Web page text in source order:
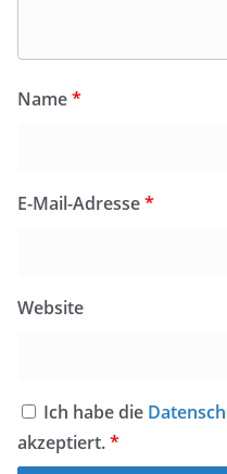
Name*
E-Mail-Adresse*
Website
Ich habe die
akzeptiert.*